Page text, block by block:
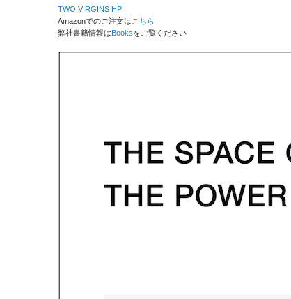
TWO VIRGINS HP
Amazonでのご注文は こちら
弊社書籍情報はBooksをご覧ください